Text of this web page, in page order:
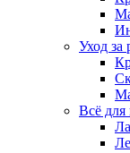
Уход за
Всё для